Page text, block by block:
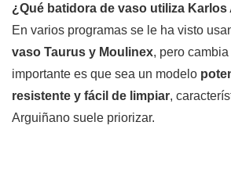
¿Qué batidora de vaso utiliza
En varios programas se le ha visto
vaso Taurus y Moulinex, pero
importante es que sea un modelo
resistente y fácil de limpiar,
Arguiñano suele priorizar.